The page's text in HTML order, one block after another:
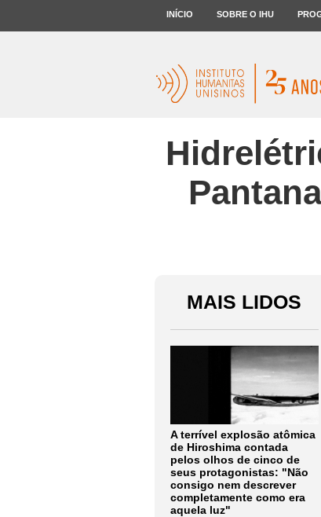
INÍCIO SOBRE O IHU
MAIS LIDOS
A terrível explosão atômica
de Hiroshima contada
pelos olhos de cinco de
seus protagonistas: "Não
consigo nem descrever
completamente como era
aquela luz"